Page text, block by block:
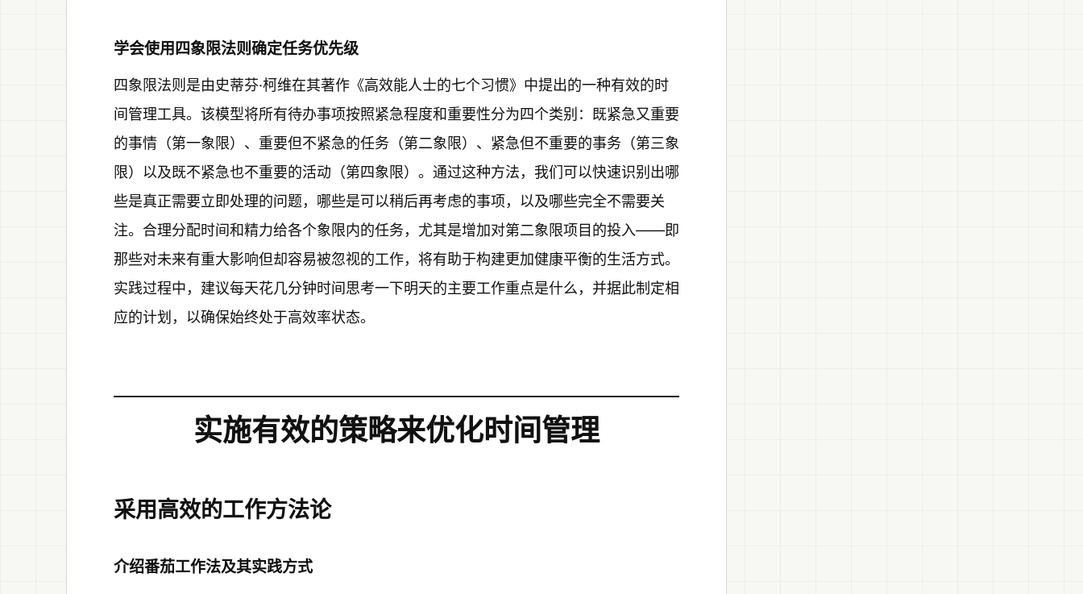
学会使用四象限法则确定任务优先级
四象限法则是由史蒂芬·柯维在其著作《高效能人士的七个习惯》中提出的一种有效的时
间管理工具。该模型将所有待办事项按照紧急程度和重要性分为四个类别：既紧急又重要
的事情（第一象限）、重要但不紧急的任务（第二象限）、紧急但不重要的事务（第三象
限）以及既不紧急也不重要的活动（第四象限）。通过这种方法，我们可以快速识别出哪
些是真正需要立即处理的问题，哪些是可以稍后再考虑的事项，以及哪些完全不需要关
注。合理分配时间和精力给各个象限内的任务，尤其是增加对第二象限项目的投入——即
那些对未来有重大影响但却容易被忽视的工作，将有助于构建更加健康平衡的生活方式。
实践过程中，建议每天花几分钟时间思考一下明天的主要工作重点是什么，并据此制定相
应的计划，以确保始终处于高效率状态。
实施有效的策略来优化时间管理
采用高效的工作方法论
介绍番茄工作法及其实践方式